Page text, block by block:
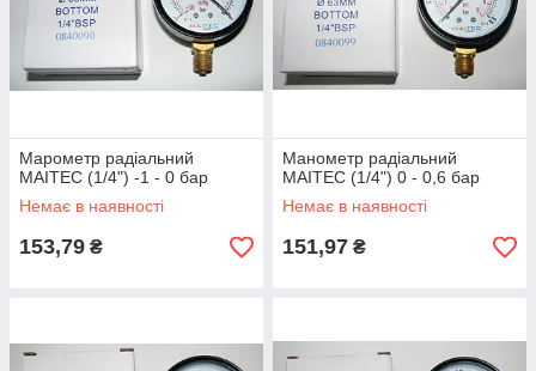
Марометр радіальний
MAITEC (1/4") -1 - 0 бар
Немає в наявності
153,79 ₴
Манометр радіальний
MAITEC (1/4") 0 - 0,6 бар
Немає в наявності
151,97 ₴